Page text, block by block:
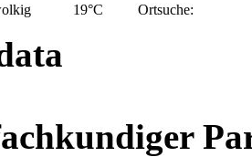
19°C Ortsuche: